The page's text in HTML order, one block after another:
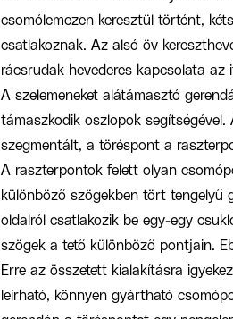
csomólemezen keresztül történt,
csatlakoznak. Az alsó öv
rácsrudak hevederes kapcsolata az
A szelemeneket alátámasztó
támaszkodik oszlopok
szegmentált, a töréspont a
A raszterpontok felett olyan
különböző szögekben tört tengelyű
oldalról csatlakozik be egy-egy
szögek a tető különböző pontjain.
Erre az összetett kialakításra
leírható, könnyen gyártható